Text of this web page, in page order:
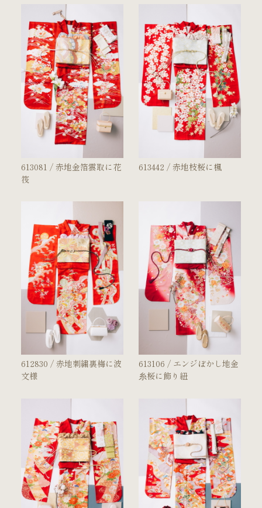
613081 / 赤地金箔雲取に花
筏
613442 / 赤地枝桜に楓
612830 / 赤地刺繍裏梅に波
文様
613106 / エンジぼかし地金
糸桜に飾り紐